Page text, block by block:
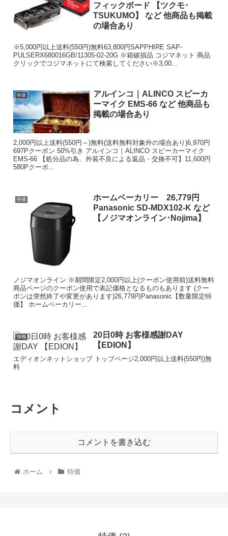
フィックボード 【ツクモ･
TSUKUMO】 など 他商品も掲載
の場合あり
※5,000円以上送料(550円)無料63,800円SAPPHIRE SAP-
PULSERX680016GB/11305-02-20G ※箱破損品 コジマネット 商品
クリックでコジマネットにて検索してください※3,00...
特価
アルインコ｜ALINCO スピーカ
ーマイク EMS-66 など 他商品も
掲載の場合あり
2,000円以上送料(550円～)無料(送料無料対象外の場合あり)6,970円
697Pクーポン 50%引き アルインコ｜ALINCO スピーカーマイク
EMS-66 【処分品の為、外装不良による返品・交換不可】11,600円
580Pクーポ...
特価
ホームベーカリー 26,779円
Panasonic SD-MDX102-K など
【ノジマオンライン･Nojima】
ノジマオンライン ※期間限定2,000円以上(クーポン使用前)送料無料
商品ページのクーポン使用で表記価格となるものもあります (クー
ポンは突然終了や変更があります)26,779円Panasonic【数量限定特
価】 ホームベーカリー...
特価
20日0時 お客様感謝DAY
【EDION】
エディオンネットショップ トップページ2,000円以上送料(550円)無
料
コメント
コメントを書き込む
ホーム 特価